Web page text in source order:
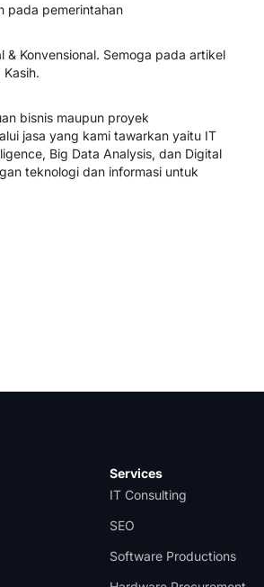
pada pemerintahan
Konvensional. Semoga pada artikel
bisnis maupun proyek
jasa yang kami tawarkan yaitu IT
Big Data Analysis, dan Digital
teknologi dan informasi untuk
Services
IT Consulting
SEO
Software Productions